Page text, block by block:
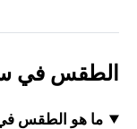
الطقس في
ما هو الطقس في